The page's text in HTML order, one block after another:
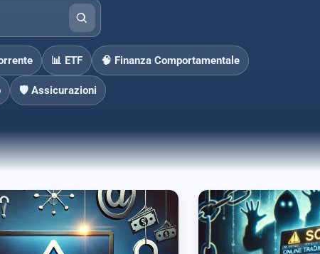
📊 ETF 🧠 Finanza Comportamentale
🛡️ Assicurazioni